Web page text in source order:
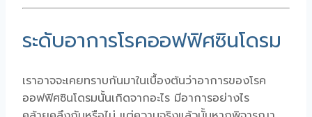
ระดับอาการโรคออฟฟิศซินโดรม
เราอาจจะเคยทราบกันมาในเบื้องต้นว่าอาการของโรค
ออฟฟิศซินโดรมนั้นเกิดจากอะไร มีอาการอย่างไร